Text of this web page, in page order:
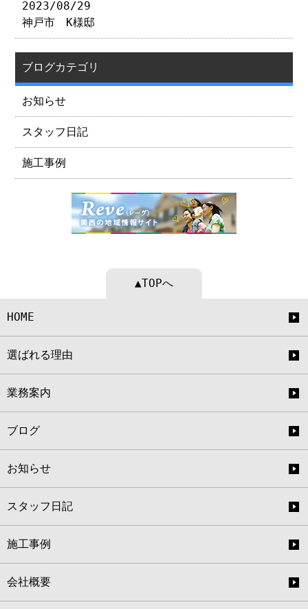
2023/08/29
神戸市 K様邸
ブログカテゴリ
お知らせ
スタッフ日記
施工事例
▲TOPへ
HOME
選ばれる理由
業務案内
ブログ
お知らせ
スタッフ日記
施工事例
会社概要